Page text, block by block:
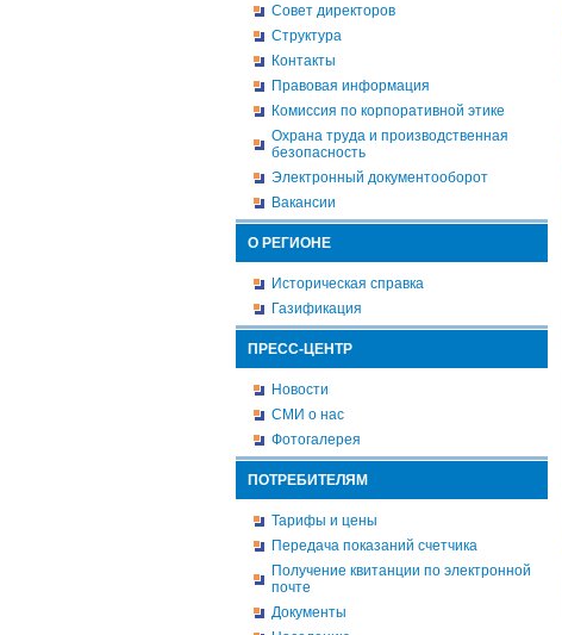
Совет директоров
Структура
Контакты
Правовая информация
Комиссия по корпоративной этике
Охрана труда и производственная
безопасность
Электронный документооборот
Вакансии
О РЕГИОНЕ
Историческая справка
Газификация
ПРЕСС-ЦЕНТР
Новости
СМИ о нас
Фотогалерея
ПОТРЕБИТЕЛЯМ
Тарифы и цены
Передача показаний счетчика
Получение квитанции по электронной
почте
Документы